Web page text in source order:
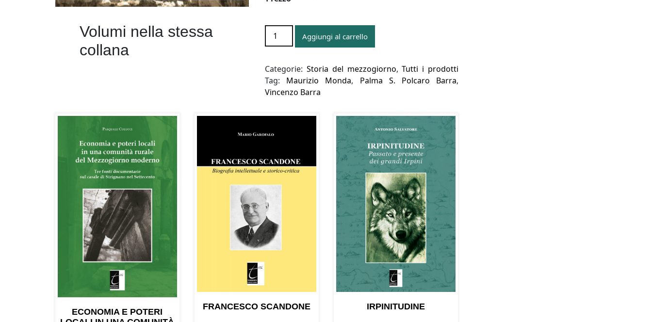
NIDO
FENICE.
PASSEGGIATA
A
E
quantità
Aggiungi al carrello
Categorie: Storia del mezzogiorno,Tutti i prodotti
Tag: Maurizio Monda, Palma S. Polcaro Barra,
Vincenzo Barra
Volumi nella stessa
collana
ECONOMIA E POTERI
FRANCESCO SCANDONE IRPINITUDINE